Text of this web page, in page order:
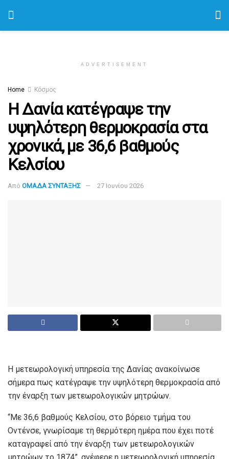
ADVERTISEMENT
Home Κόσμος
Η Δανία κατέγραψε την
υψηλότερη θερμοκρασία στα
χρονικά, με 36,6 βαθμούς
Κελσίου
Από ΟΜΑΔΑ ΣΥΝΤΑΞΗΣ 27 Ιουνίου 2026
Η μετεωρολογική υπηρεσία της Δανίας ανακοίνωσε
σήμερα πως κατέγραψε την υψηλότερη θερμοκρασία από
την έναρξη των μετεωρολογικών μητρώων.
“Με 36,6 βαθμούς Κελσίου, στο βόρειο τμήμα του
Οντένσε, γνωρίσαμε τη θερμότερη ημέρα που έχει ποτέ
καταγραφεί από την έναρξη των μετεωρολογικών